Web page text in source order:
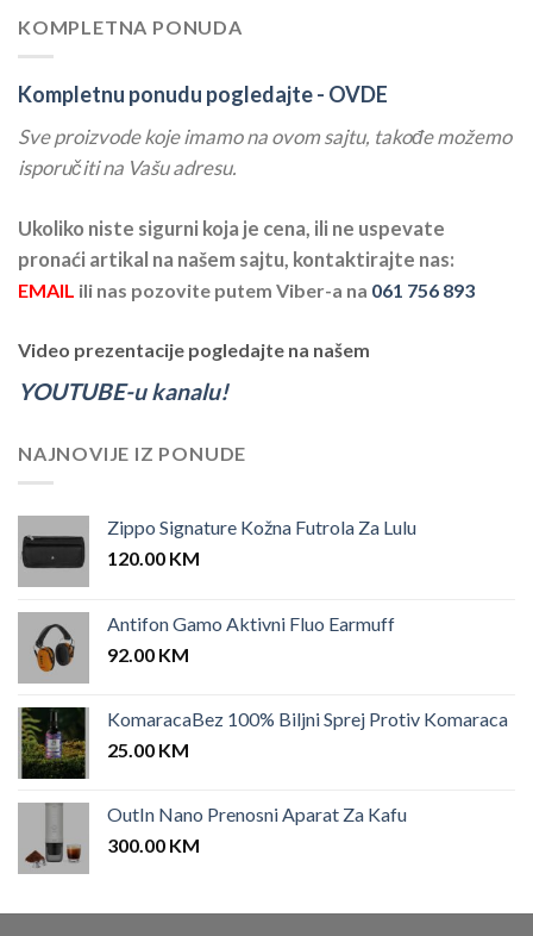
KOMPLETNA PONUDA
Kompletnu ponudu pogledajte - OVDE
Sve proizvode koje imamo na ovom sajtu, takođe možemo
isporučiti na Vašu adresu.
Ukoliko niste sigurni koja je cena, ili ne uspevate
pronaći artikal na našem sajtu, kontaktirajte nas:
EMAIL ili nas pozovite putem Viber-a na 061 756 893
Video prezentacije pogledajte na našem
YOUTUBE-u kanalu!
NAJNOVIJE IZ PONUDE
Zippo Signature Kožna Futrola Za Lulu
120.00 KM
Antifon Gamo Aktivni Fluo Earmuff
92.00 KM
KomaracaBez 100% Biljni Sprej Protiv Komaraca
25.00 KM
OutIn Nano Prenosni Aparat Za Kafu
300.00 KM